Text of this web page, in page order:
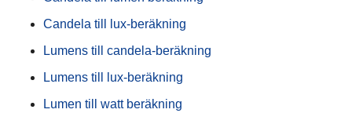
Candela till lux-beräkning
Lumens till candela-beräkning
Lumens till lux-beräkning
Lumen till watt beräkning